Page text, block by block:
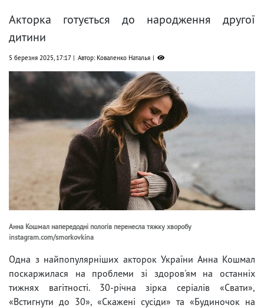
Акторка готується до народження другої
дитини
5 березня 2025, 17:17 Автор: Коваленко Наталья
Анна Кошмал напередодні пологів перенесла тяжку хворобу
instagram.com/smorkovkina
Одна з найпопулярніших акторок України Анна Кошмал
поскаржилася на проблеми зі здоров'ям на останніх
тижнях вагітності. 30-річна зірка серіалів «Свати»,
«Встигнути до 30», «Скажені сусіди» та «Будиночок на